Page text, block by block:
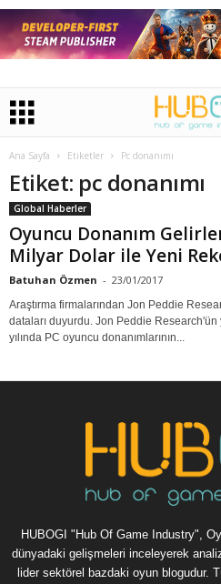
Ana Sayfa Etiketler Pc donanımı
Etiket: pc donanımı
Global Haberler
Oyuncu Donanım
Milyar Dolar ile Yeni
Batuhan Özmen - 23/01/2017
Araştırma firmalarından Jon Peddie
dataları duyurdu. Jon Peddie Research'ün
yılında PC oyuncu donanımlarının...
HUBOGI "Hub Of Game Industry",
dünyadaki gelişmeleri inceleyerek
lider sektörel bazdaki oyun blogudur.